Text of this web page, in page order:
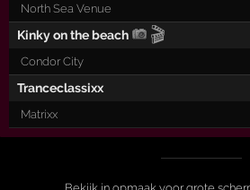
North Sea Venue
Kinky on the beach 🎬
Condor City
Tranceclassixx
Matrixx